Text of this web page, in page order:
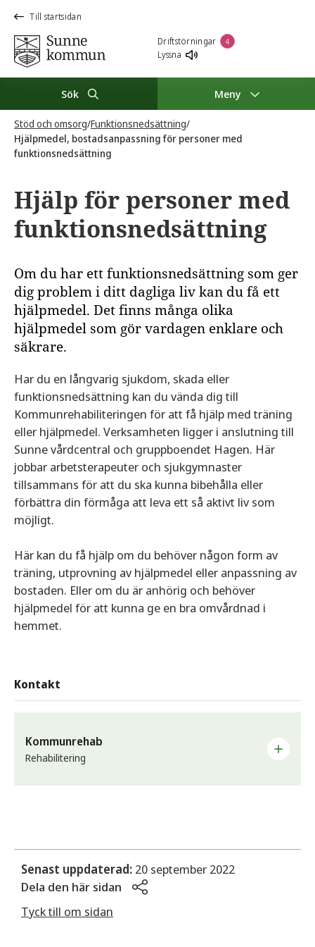
Till startsidan
Driftstörningar 4
Lyssna
Sök Meny
Stöd och omsorg/Funktionsnedsättning/
Hjälpmedel, bostadsanpassning för personer med
funktionsnedsättning
Hjälp för personer med
funktionsnedsättning
Om du har ett funktionsnedsättning som ger
dig problem i ditt dagliga liv kan du få ett
hjälpmedel. Det finns många olika
hjälpmedel som gör vardagen enklare och
säkrare.
Har du en långvarig sjukdom, skada eller
funktionsnedsättning kan du vända dig till
Kommunrehabiliteringen för att få hjälp med träning
eller hjälpmedel. Verksamheten ligger i anslutning till
Sunne vårdcentral och gruppboendet Hagen. Här
jobbar arbetsterapeuter och sjukgymnaster
tillsammans för att du ska kunna bibehålla eller
förbättra din förmåga att leva ett så aktivt liv som
möjligt.
Här kan du få hjälp om du behöver någon form av
träning, utprovning av hjälpmedel eller anpassning av
bostaden. Eller om du är anhörig och behöver
hjälpmedel för att kunna ge en bra omvårdnad i
hemmet.
Kontakt
Kommunrehab
Rehabilitering
Telefontid vardagar klockan 08.00–10.00
Besöksadress
Walter Hedlunds väg 1, Sunne
Senast uppdaterad: 20 september 2022
Dela den här sidan
Tyck till om sidan